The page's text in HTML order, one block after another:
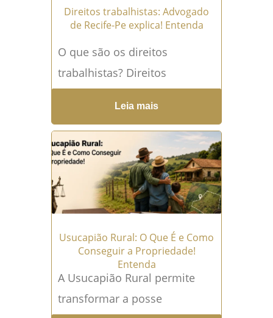
Direitos trabalhistas: Advogado
de Recife-Pe explica! Entenda
O que são os direitos
trabalhistas? Direitos
trabalhistas são garantias
criadas para proteger o
empregado durante a
contratação, a prestação dos
serviços...Leia mais →
Leia mais
Usucapião Rural: O Que É e Como
Conseguir a Propriedade!
Entenda
A Usucapião Rural permite
transformar a posse